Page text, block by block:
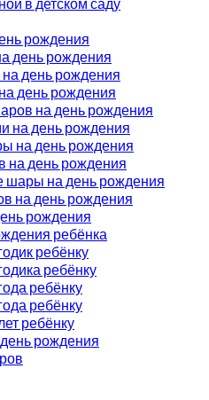
рождения
день рождения
день рождения
день рождения
на день рождения
на день рождения
на день рождения
на день рождения
шары на день рождения
на день рождения
рождения
ребёнка
ребёнку
ребёнку
ребёнку
ребёнку
ребёнку
рождения